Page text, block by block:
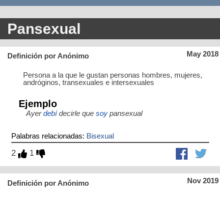
Pansexual
May 2018
Definición por Anónimo
Persona a la que le gustan personas hombres, mujeres,
andróginos, transexuales e intersexuales
Ejemplo
Ayerdebídecirle que soypansexual
Palabras relacionadas: Bisexual
2 1
Nov 2019
Definición por Anónimo